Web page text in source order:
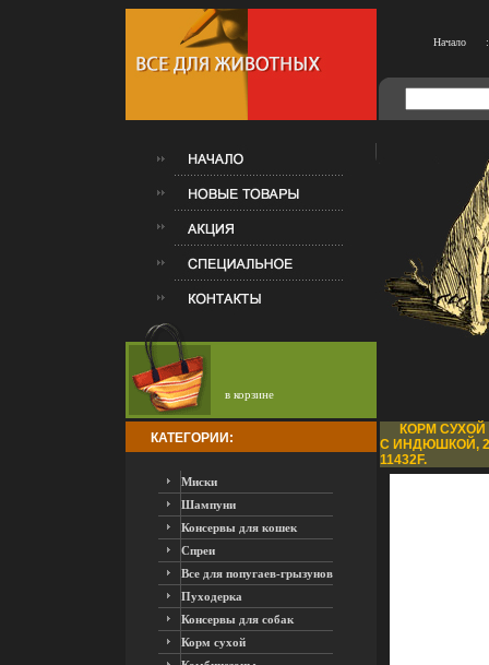
Начало
в корзине
КАТЕГОРИИ:
Миски
Шампуни
Консервы для кошек
Спреи
Все для попугаев-грызунов
Пуходерка
Консервы для собак
Корм сухой
КОРМ СУХОЙ
С ИНДЮШКОЙ,
11432F.